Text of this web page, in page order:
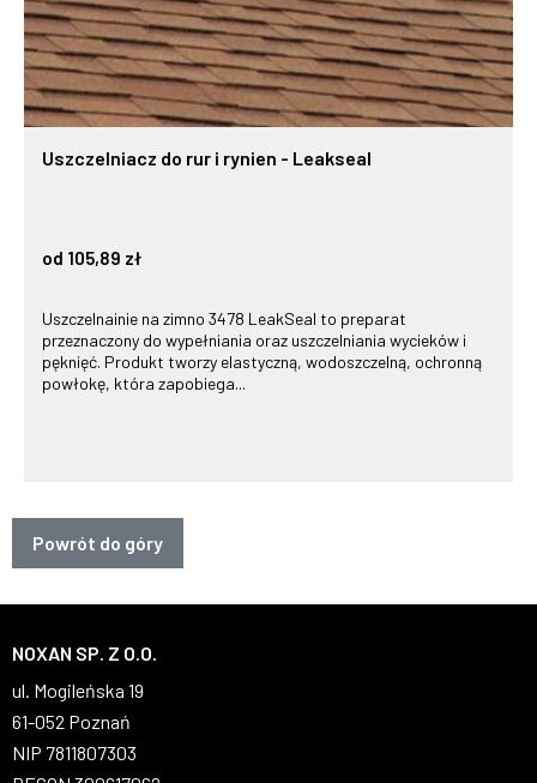
Uszczelniacz do rur i rynien - Leakseal
od 105,89 zł
Uszczelnainie na zimno 3478 LeakSeal to preparat
przeznaczony do wypełniania oraz uszczelniania wycieków i
pęknięć. Produkt tworzy elastyczną, wodoszczelną, ochronną
powłokę, która zapobiega...
Powrót do góry
NOXAN SP. Z O.O.
ul. Mogileńska 19
61-052 Poznań
NIP 7811807303